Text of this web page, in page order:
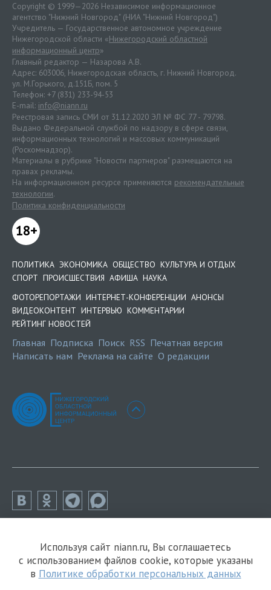
Copyright © 1999—2026 Независимое информационное
агентство "Нижний Новгород" (НИА "Нижний Новгород")
Учредитель — Государственное автономное учреждение
Нижегородской области «Нижегородский областной
информационный центр»
Главный редактор — Назарова А.В.
Адрес: 603006, Нижегородская область, г. Нижний Новгород.
ул. М.Горького, д.151Б, пом. 5
Телефон: +7 (831) 233-94-53
E-mail: info@niann.ru
Реестровая запись СМИ от 31.12.2020 ЭЛ № ФС 77 - 79798.
Выдано Федеральной службой по надзору в сфере связи,
информационных технологий и массовых коммуникаций
(Роскомнадзор).
Материалы в рубрике "Новости партнеров" размещаются на
правах рекламы.
На информационном ресурсе применяются рекомендательные
технологии.
Политика конфиденциальности
18+
ПОЛИТИКА ЭКОНОМИКА ОБЩЕСТВО КУЛЬТУРА И ОТДЫХ
СПОРТ ПРОИСШЕСТВИЯ АФИША НАУКА
ФОТОРЕПОРТАЖИ ИНТЕРНЕТ-КОНФЕРЕНЦИИ АНОНСЫ
ВИДЕОКОНТЕНТ ИНТЕРВЬЮ КОММЕНТАРИИ
РЕЙТИНГ НОВОСТЕЙ
Главная Подписка Поиск RSS Печатная версия
Написать нам Реклама на сайте О редакции
Используя сайт niann.ru, Вы соглашаетесь
с использованием файлов cookie, которые указаны
в Политике обработки персональных данных